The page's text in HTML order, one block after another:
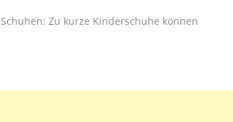
Zu kurze Kinderschuhe können